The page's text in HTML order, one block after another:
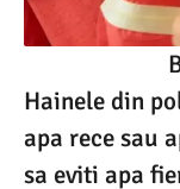
Hainele din
apa rece sau
sa eviti apa